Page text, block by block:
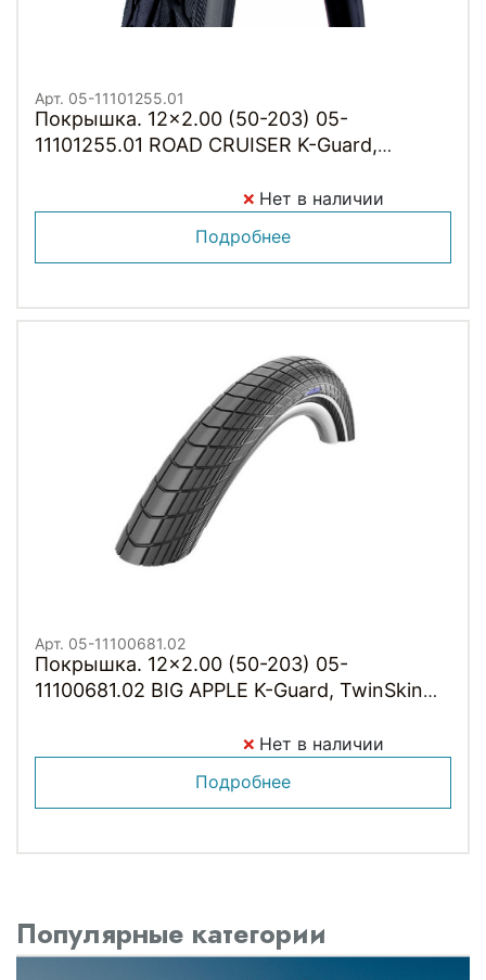
Арт. 05-11101255.01
Покрышка. 12x2.00 (50-203) 05-
11101255.01 ROAD CRUISER K-Guard,
Нет в наличии
Подробнее
Арт. 05-11100681.02
Покрышка. 12x2.00 (50-203) 05-
11100681.02 BIG APPLE K-Guard, TwinSkin
Нет в наличии
Подробнее
Популярные категории